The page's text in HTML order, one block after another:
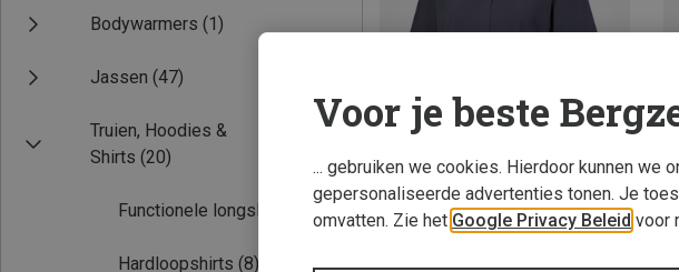
Bodywarmers (1)
Jassen (47)
Truien, Hoodies &
Shirts (20)
Functionele longsleeves (4)
Hardloopshirts (8)
Voor je beste
... gebruiken we cookies. Hierdoor kunnen we
gepersonaliseerde advertenties tonen. Je
omvatten. Zie het Google Privacy Beleid voor